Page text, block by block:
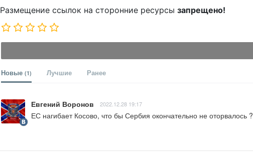
Размещение ссылок на сторонние ресурсы запрещено!
Новые (1) Лучшие Ранее
Евгений Воронов 2022.12.28 19:17
ЕС нагибает Косово, что бы Сербия окончательно не оторвалось ?